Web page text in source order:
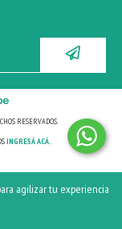
agilizar tu experiencia
RESERVADOS.
INGRESÁ ACÁ.